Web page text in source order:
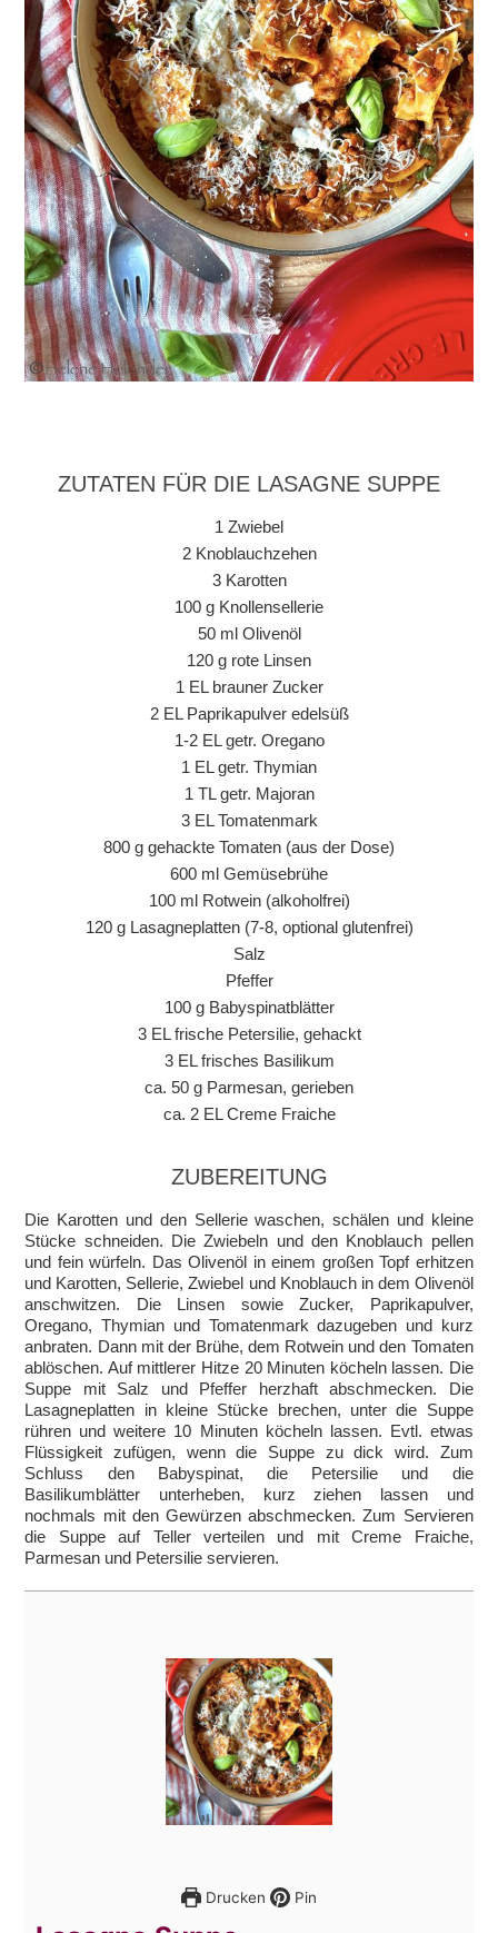
ZUTATEN FÜR DIE LASAGNE SUPPE
1 Zwiebel
2 Knoblauchzehen
3 Karotten
100 g Knollensellerie
50 ml Olivenöl
120 g rote Linsen
1 EL brauner Zucker
2 EL Paprikapulver edelsüß
1-2 EL getr. Oregano
1 EL getr. Thymian
1 TL getr. Majoran
3 EL Tomatenmark
800 g gehackte Tomaten (aus der Dose)
600 ml Gemüsebrühe
100 ml Rotwein (alkoholfrei)
120 g Lasagneplatten (7-8, optional glutenfrei)
Salz
Pfeffer
100 g Babyspinatblätter
3 EL frische Petersilie, gehackt
3 EL frisches Basilikum
ca. 50 g Parmesan, gerieben
ca. 2 EL Creme Fraiche
ZUBEREITUNG
Die Karotten und den Sellerie waschen, schälen und kleine
Stücke schneiden. Die Zwiebeln und den Knoblauch pellen
und fein würfeln. Das Olivenöl in einem großen Topf erhitzen
und Karotten, Sellerie, Zwiebel und Knoblauch in dem Olivenöl
anschwitzen. Die Linsen sowie Zucker, Paprikapulver,
Oregano, Thymian und Tomatenmark dazugeben und kurz
anbraten. Dann mit der Brühe, dem Rotwein und den Tomaten
ablöschen. Auf mittlerer Hitze 20 Minuten köcheln lassen. Die
Suppe mit Salz und Pfeffer herzhaft abschmecken. Die
Lasagneplatten in kleine Stücke brechen, unter die Suppe
rühren und weitere 10 Minuten köcheln lassen. Evtl. etwas
Flüssigkeit zufügen, wenn die Suppe zu dick wird. Zum
Schluss den Babyspinat, die Petersilie und die
Basilikumblätter unterheben, kurz ziehen lassen und
nochmals mit den Gewürzen abschmecken. Zum Servieren
die Suppe auf Teller verteilen und mit Creme Fraiche,
Parmesan und Petersilie servieren.
Drucken Pin